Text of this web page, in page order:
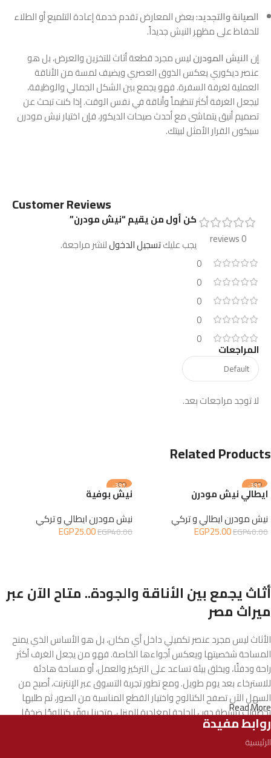
الصيانة والتجديد:بعض المعارض تقدم خدمة إعادة التلميع أو الطلاء
للحفاظ على مظهر النيش جديداً.
إن النيش المودرنليس مجرد قطعة أثاث للتخزين والعرض، بل هو
عنصر ديكوري يعكس الذوق العصري ويضيف لمسة من الأناقة
العملية لغرفة السفرة. فهو يجمع بين الشكل الجمالي والوظيفة،
ليجعل الغرفة أكثر تنظيماً وأناقة في نفس الوقت. إذا كنت تبحث عن
تصميم أنيق يتماشى مع أحدث صيحات الديكور، فإن اختيار نيش مودرن
سيكون القرار الأمثل لبيتك.
Customer Reviews
0 reviews
0
0
0
0
0
المراجعات
لا توجد مراجعات بعد.
كن أول من يقيم “نيش مودرن”
يجب عليكتسجيل الدخوللنشر مراجعة.
Related Products
-38%
ايطالي نيش مودرن
نيش مودرن ايطالي و تركي
EGP40.00
EGP25.00
-38%
نيش بوفية
نيش مودرن ايطالي و تركي
EGP40.00
EGP25.00
أثاث يجمع بين الأناقة والجودة.. متاح الآن عبر
ميراث مصر
الأثاث ليس مجرد عنصر تكميلي داخل أي مكان، بل هو الأساس الذي يمنح
المساحة شخصيتها ويعكس أجواءها الخاصة. فهو من يجعل الغرف أكثر
راحة ودفئًا، ويخلق بيئة تساعد على التركيز والعمل، أو مساحة هادئة
للاسترخاء بعد يوم طويل. ومع تطور تجربة التسوق عبر الإنترنت، أصبح من
السهل الآن تصفح الكتالوج واختيار القطع المناسبة من الصور، ثم طلبها
بخطوات بسيطة دون الحاجة لمغادرة المنزل. متجرنا يوفّر كتالوجًا ضخمًا
يشمل الأثاث المنزلي وكذلك الأثاث المكتبي بتنوع يناسب مختلف الأذواق
والاحتياجات.
Read More
روابط مفيدة
الرئيسية